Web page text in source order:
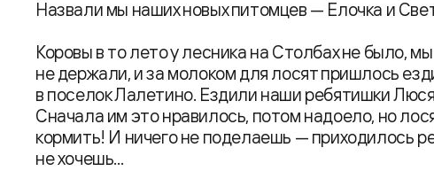
Назвали мы наших новых питомцев — Елочка и
Коровы в то лето у лесника на Столбах не было,
не держали, и за молоком для лосят пришлось
в поселок Лалетино. Ездили наши ребятишки
Сначала им это нравилось, потом надоело, но
кормить! И ничего не поделаешь — приходилось
не хочешь...